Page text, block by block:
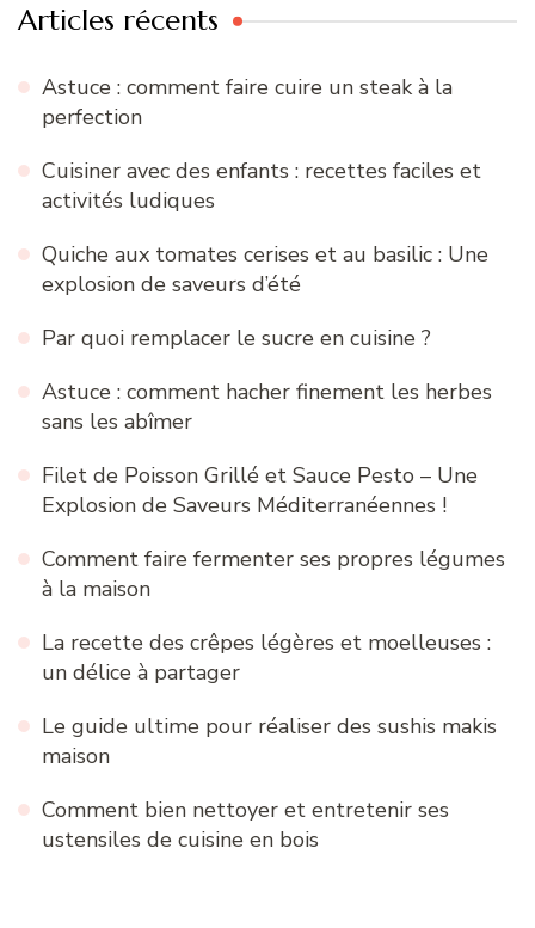
Articles récents
Astuce : comment faire cuire un steak à la
perfection
Cuisiner avec des enfants : recettes faciles et
activités ludiques
Quiche aux tomates cerises et au basilic : Une
explosion de saveurs d’été
Par quoi remplacer le sucre en cuisine ?
Astuce : comment hacher finement les herbes
sans les abîmer
Filet de Poisson Grillé et Sauce Pesto – Une
Explosion de Saveurs Méditerranéennes !
Comment faire fermenter ses propres légumes
à la maison
La recette des crêpes légères et moelleuses :
un délice à partager
Le guide ultime pour réaliser des sushis makis
maison
Comment bien nettoyer et entretenir ses
ustensiles de cuisine en bois